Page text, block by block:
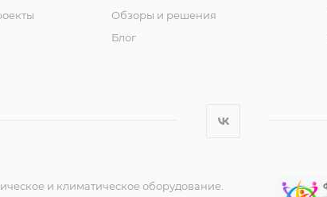
Обзоры и решения
Блог
и климатическое оборудование.